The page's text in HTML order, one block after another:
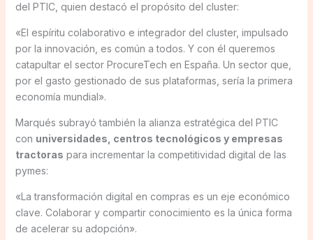
del PTIC, quien destacó el propósito del cluster:
«El espíritu colaborativo e integrador del cluster, impulsado
por la innovación, es común a todos. Y con él queremos
catapultar el sector ProcureTech en España. Un sector que,
por el gasto gestionado de sus plataformas, sería la primera
economía mundial».
Marqués subrayó también la alianza estratégica del PTIC
con universidades, centros tecnológicos y empresas
tractoras para incrementar la competitividad digital de las
pymes:
«La transformación digital en compras es un eje económico
clave. Colaborar y compartir conocimiento es la única forma
de acelerar su adopción».